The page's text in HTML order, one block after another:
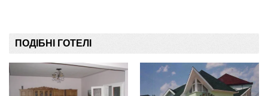
ПОДІБНІ ГОТЕЛІ